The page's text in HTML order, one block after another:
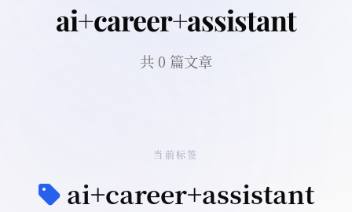
ai+career+assistant
共 0 篇文章
当前标签
ai+career+assistant